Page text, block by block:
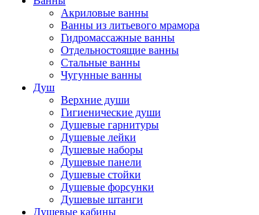
Акриловые ванны
Ванны из литьевого мрамора
Гидромассажные ванны
Отдельностоящие ванны
Стальные ванны
Чугунные ванны
Душ
Верхние души
Гигиенические души
Душевые гарнитуры
Душевые лейки
Душевые наборы
Душевые панели
Душевые стойки
Душевые форсунки
Душевые штанги
Душевые кабины